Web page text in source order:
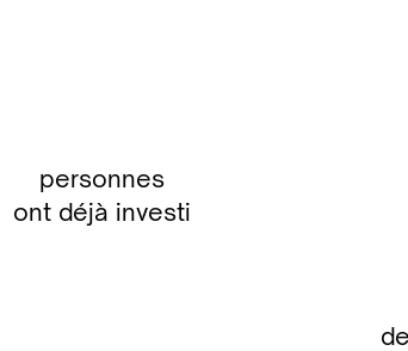
personnes
ont déjà investi